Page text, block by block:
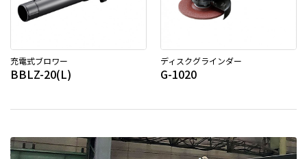
充電式ブロワー
BBLZ-20(L)
ディスクグラインダー
G-1020